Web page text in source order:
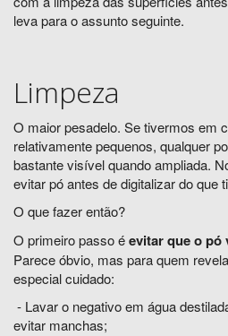
leva para o assunto seguinte.
Limpeza
O maior pesadelo. Se tivermos em
relativamente pequenos, qualquer
bastante visível quando ampliada.
evitar pó antes de digitalizar do que
O que fazer então?
O primeiro passo éevitar que o pó
Parece óbvio, mas para quem
especial cuidado:
- Lavar o negativo em água
evitar manchas;